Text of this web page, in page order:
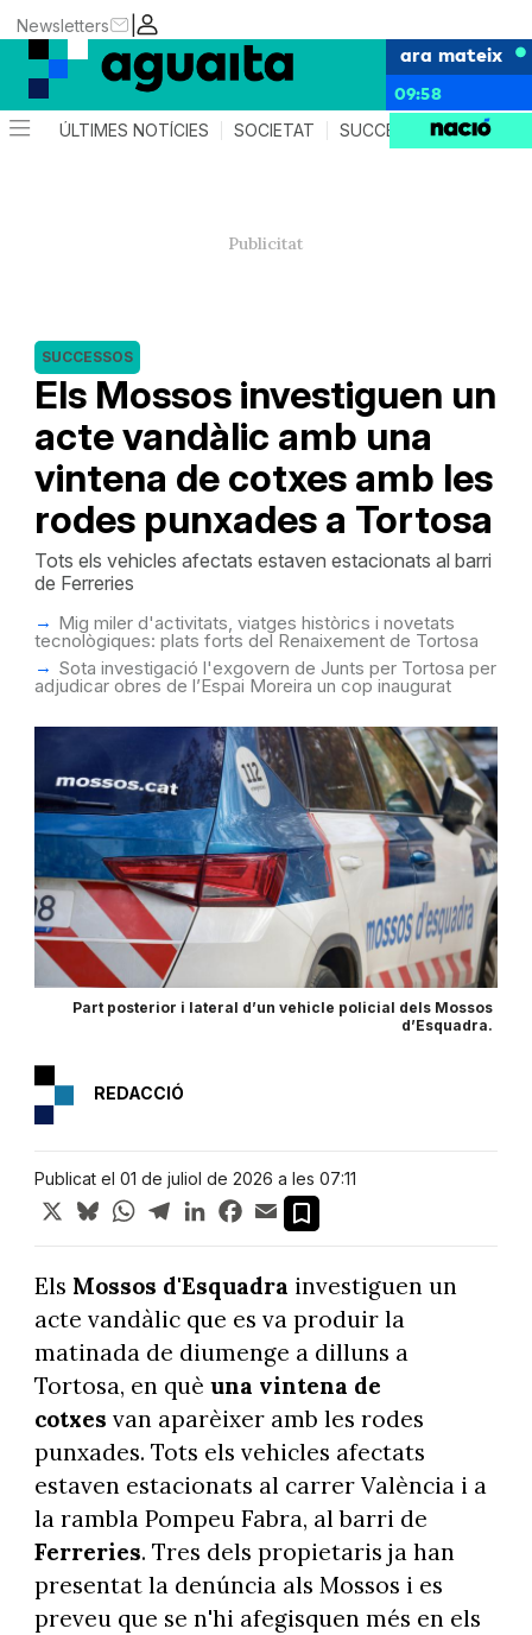
|
Newsletters
ara mateix
09:58
ÚLTIMES NOTÍCIES SOCIETAT SUCCESSOS AGENDA
Els Mossos investiguen un
acte vandàlic amb una
vintena de cotxes amb les
rodes punxades a Tortosa
SUCCESSOS
Tots els vehicles afectats estaven estacionats al barri
de Ferreries
Mig miler d'activitats, viatges històrics i novetats
tecnològiques: plats forts del Renaixement de Tortosa
Sota investigació l'exgovern de Junts per Tortosa per
adjudicar obres de l’Espai Moreira un cop inaugurat
Part posterior i lateral d’un vehicle policial dels Mossos
d’Esquadra.
REDACCIÓ
Publicat el 01 de juliol de 2026 a les 07:11
X BlueskyWhatsApp
TelegramLinkedInFacebook
Email
Els Mossos d'Esquadra investiguen un
acte vandàlic que es va produir la
matinada de diumenge a dilluns a
Tortosa, en què una vintena de
cotxes van aparèixer amb les rodes
punxades. Tots els vehicles afectats
estaven estacionats al carrer València i a
la rambla Pompeu Fabra, al barri de
Ferreries. Tres dels propietaris ja han
presentat la denúncia als Mossos i es
preveu que se n'hi afegisquen més en els